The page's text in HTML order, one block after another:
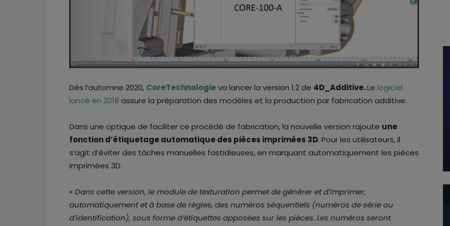
Dès l’automne 2020, CoreTechnologieva lancer la version 1.2 de 4D_Additive.Le logiciel
lancé en 2018 assure la préparation des modèles et la production par fabrication additive.
Dans une optique de faciliter ce procédé de fabrication, la nouvelle version rajoute une
fonction d’étiquetage automatique des pièces imprimées 3D. Pour les utilisateurs, il
s’agit d’éviter des tâches manuelles fastidieuses, en marquant automatiquement les pièces
imprimées 3D.
« Dans cette version, le module de texturation permet de générer et d’imprimer,
automatiquement et à base de règles, des numéros séquentiels (numéros de série ou
d’identification), sous forme d’étiquettes apposées sur les pièces. Les numéros seront